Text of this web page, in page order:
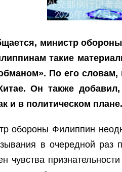
министр
такие
По его
Он также
и в политическом
обороны Филиппин
в очередной раз
чувства